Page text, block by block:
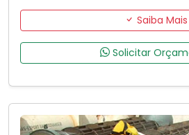
Saiba Mais
Solicitar